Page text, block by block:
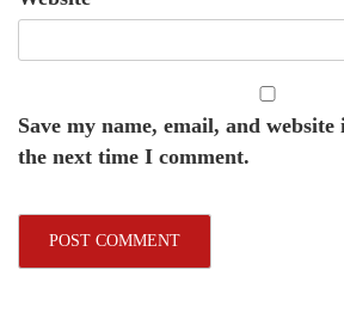
Save my name, email, and
the next time I comment.